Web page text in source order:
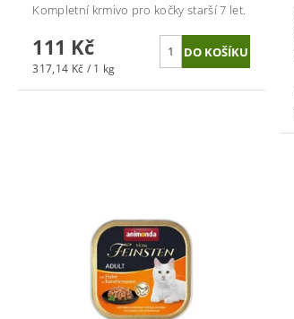
Kompletní krmivo pro kočky starší 7 let.
111 Kč
317,14 Kč / 1 kg